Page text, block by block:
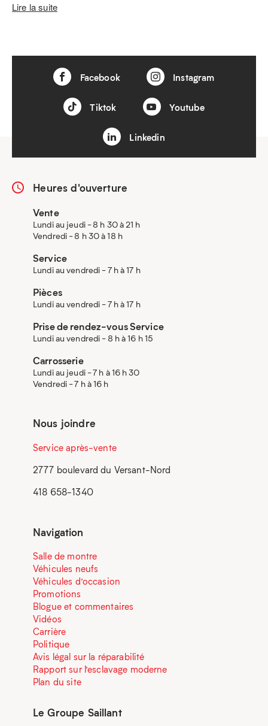
Lire la suite
Facebook Instagram
Tiktok Youtube
Linkedin
Heures d'ouverture
Vente
Lundi au jeudi - 8 h 30 à 21 h
Vendredi - 8 h 30 à 18 h
Service
Lundi au vendredi - 7 h à 17 h
Pièces
Lundi au vendredi - 7 h à 17 h
Prise de rendez-vous Service
Lundi au vendredi - 8 h à 16 h 15
Carrosserie
Lundi au jeudi - 7 h à 16 h 30
Vendredi - 7 h à 16 h
Nous joindre
Service après-vente
2777 boulevard du Versant-Nord
418 658-1340
Navigation
Salle de montre
Véhicules neufs
Véhicules d’occasion
Promotions
Blogue et commentaires
Vidéos
Carrière
Politique
Avis légal sur la réparabilité
Rapport sur l’esclavage moderne
Plan du site
Le Groupe Saillant